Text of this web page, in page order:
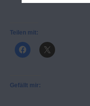
Teilen mit:
Gefällt mir: